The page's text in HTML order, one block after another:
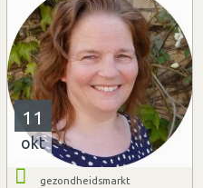
11
okt
gezondheidsmarkt